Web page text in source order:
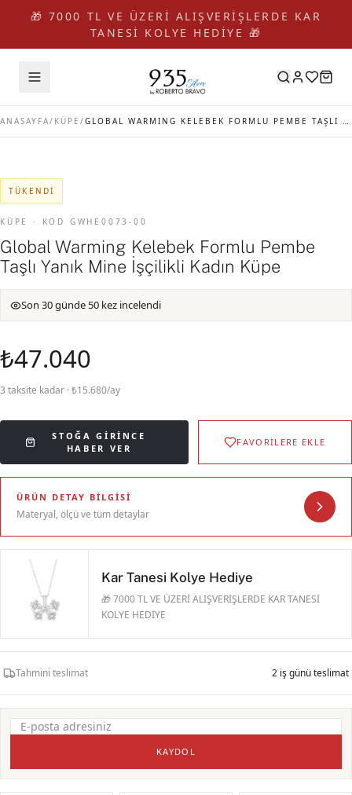
🎁 7000 TL VE ÜZERİ ALIŞVERİŞLERDE KAR
TANESİ KOLYE HEDİYE 🎁
ANASAYFA/ KÜPE / GLOBAL WARMING KELEBEK FORMLU PEMBE TAŞLI YANIK MINE İŞÇILIKLI KADIN KÜPE
TÜKENDI
KÜPE · KOD GWHE0073-00
Global Warming Kelebek Formlu Pembe
Taşlı Yanık Mine İşçilikli Kadın Küpe
Son 30 günde 50 kez incelendi
₺47.040
3 taksite kadar · ₺15.680/ay
STOĞA GIRINCE
HABER VER
FAVORİLERE EKLE
ÜRÜN DETAY BILGISI
Materyal, ölçü ve tüm detaylar
Kar Tanesi Kolye Hediye
🎁 7000 TL VE ÜZERİ ALIŞVERİŞLERDE KAR TANESİ
KOLYE HEDİYE
Tahmini teslimat 2 iş günü teslimat
KAYDOL